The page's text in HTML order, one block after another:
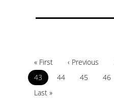
« First ‹ Previous
43
44 45 46
Last »